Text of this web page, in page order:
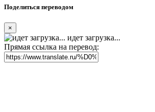
Поделиться переводом
×
идет загрузка...
Прямая ссылка на перевод: